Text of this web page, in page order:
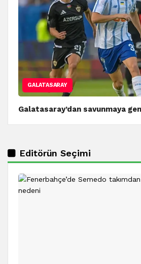
GALATASARAY
Galatasaray’dan savunmaya
Editörün Seçimi